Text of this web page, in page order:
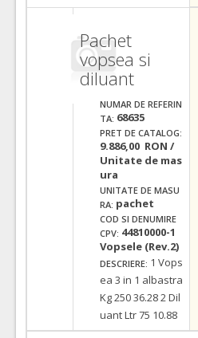
Pachet
vopsea si
diluant
NUMAR DE REFERIN
TA: 68635
PRET DE CATALOG:
9.886,00 RON /
Unitate de mas
ura
UNITATE DE MASU
RA: pachet
COD SI DENUMIRE
CPV: 44810000-1
Vopsele (Rev.2)
DESCRIERE: 1 Vops
ea 3 in 1 albastra
Kg 250 36.28 2 Dil
uant Ltr 75 10.88